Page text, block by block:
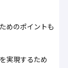
めのポイントも
実現するため